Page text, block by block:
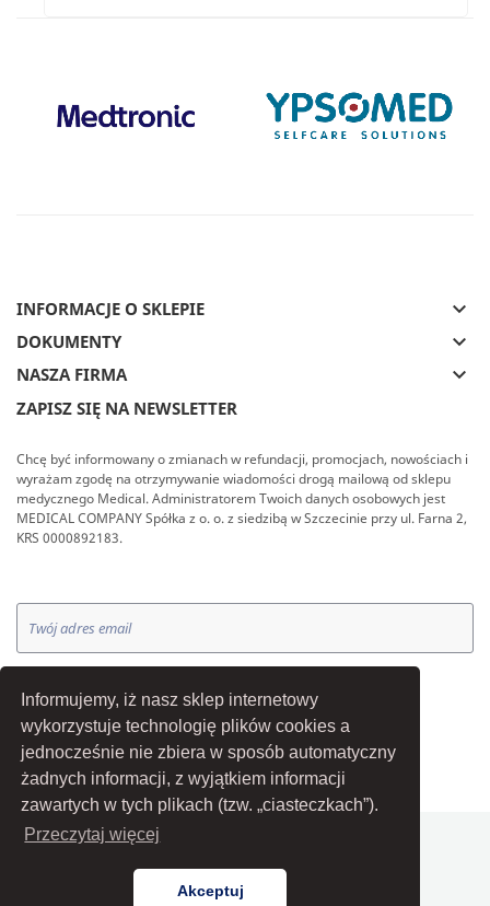
Informujemy, iż nasz sklep internetowy
wykorzystuje technologię plików cookies a
jednocześnie nie zbiera w sposób automatyczny
żadnych informacji, z wyjątkiem informacji
zawartych w tych plikach (tzw. „ciasteczkach”).
Przeczytaj więcej
Akceptuj
INFORMACJE O SKLEPIE keyboard_arrow_down
DOKUMENTY keyboard_arrow_down
NASZA FIRMA keyboard_arrow_down
ZAPISZ SIĘ NA NEWSLETTER
Chcę być informowany o zmianach w refundacji, promocjach, nowościach i
wyrażam zgodę na otrzymywanie wiadomości drogą mailową od sklepu
medycznego Medical. Administratorem Twoich danych osobowych jest
MEDICAL COMPANY Spółka z o. o. z siedzibą w Szczecinie przy ul. Farna 2,
KRS 0000892183.
OK
© Medical Company Sp. z o. o.